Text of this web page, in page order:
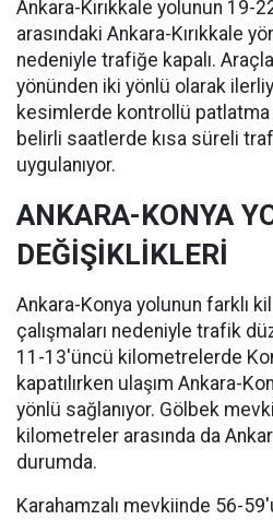
Ankara-Kırıkkale yolunun 19-
arasındaki Ankara-Kırıkkale
nedeniyle trafiğe kapalı.
yönünden iki yönlü olarak
kesimlerde kontrollü patlatma
belirli saatlerde kısa süreli
uygulanıyor.
ANKARA-KONYA
DEĞİŞİKLİKLERİ
Ankara-Konya yolunun farklı
çalışmaları nedeniyle trafik
11-13'üncü kilometrelerde
kapatılırken ulaşım Ankara-
yönlü sağlanıyor. Gölbek
kilometreler arasında da
durumda.
Karahamzalı mevkiinde 56-